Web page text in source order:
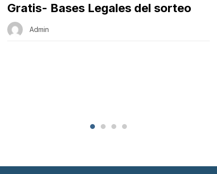
Gratis- Bases Legales del sorteo
Admin